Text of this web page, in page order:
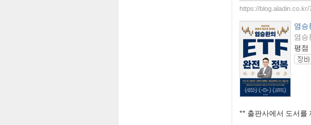
https://
염승
염승
평점
** 출판사에서 도서를